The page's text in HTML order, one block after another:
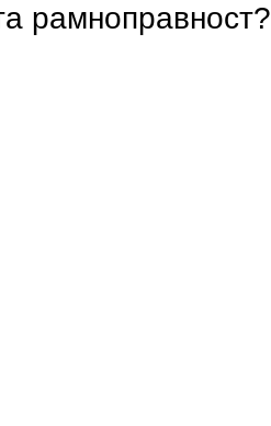
рамноправност?